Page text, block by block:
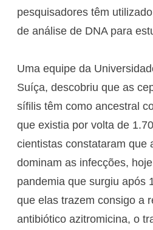
pesquisadores têm
de análise de DNA para
Uma equipe da
Suíça, descobriu que as
sífilis têm como ancestral
que existia por volta de
cientistas constataram que
dominam as infecções,
pandemia que surgiu após
que elas trazem consigo a
antibiótico azitromicina, o